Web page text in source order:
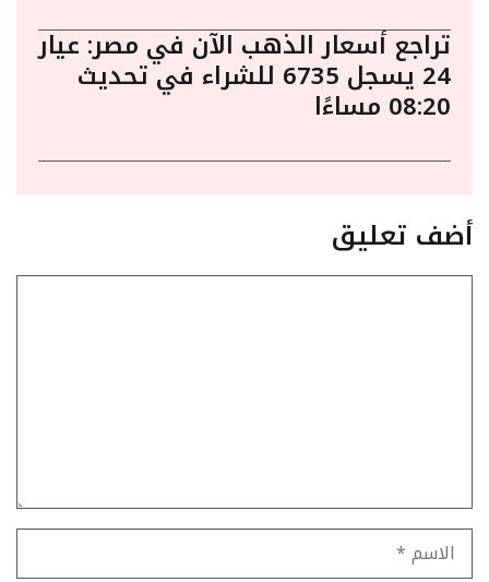
تراجع أسعار الذهب الآن في مصر: عيار
24 يسجل 6735 للشراء في تحديث
08:20 مساءًا
أضف تعليق
الاسم